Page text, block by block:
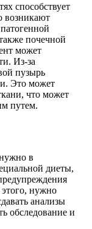
способствует
возникают
почечной
может
Из-за
пузырь
Это может
что может
путем.
в
диеты,
нужно
анализы
обследование и